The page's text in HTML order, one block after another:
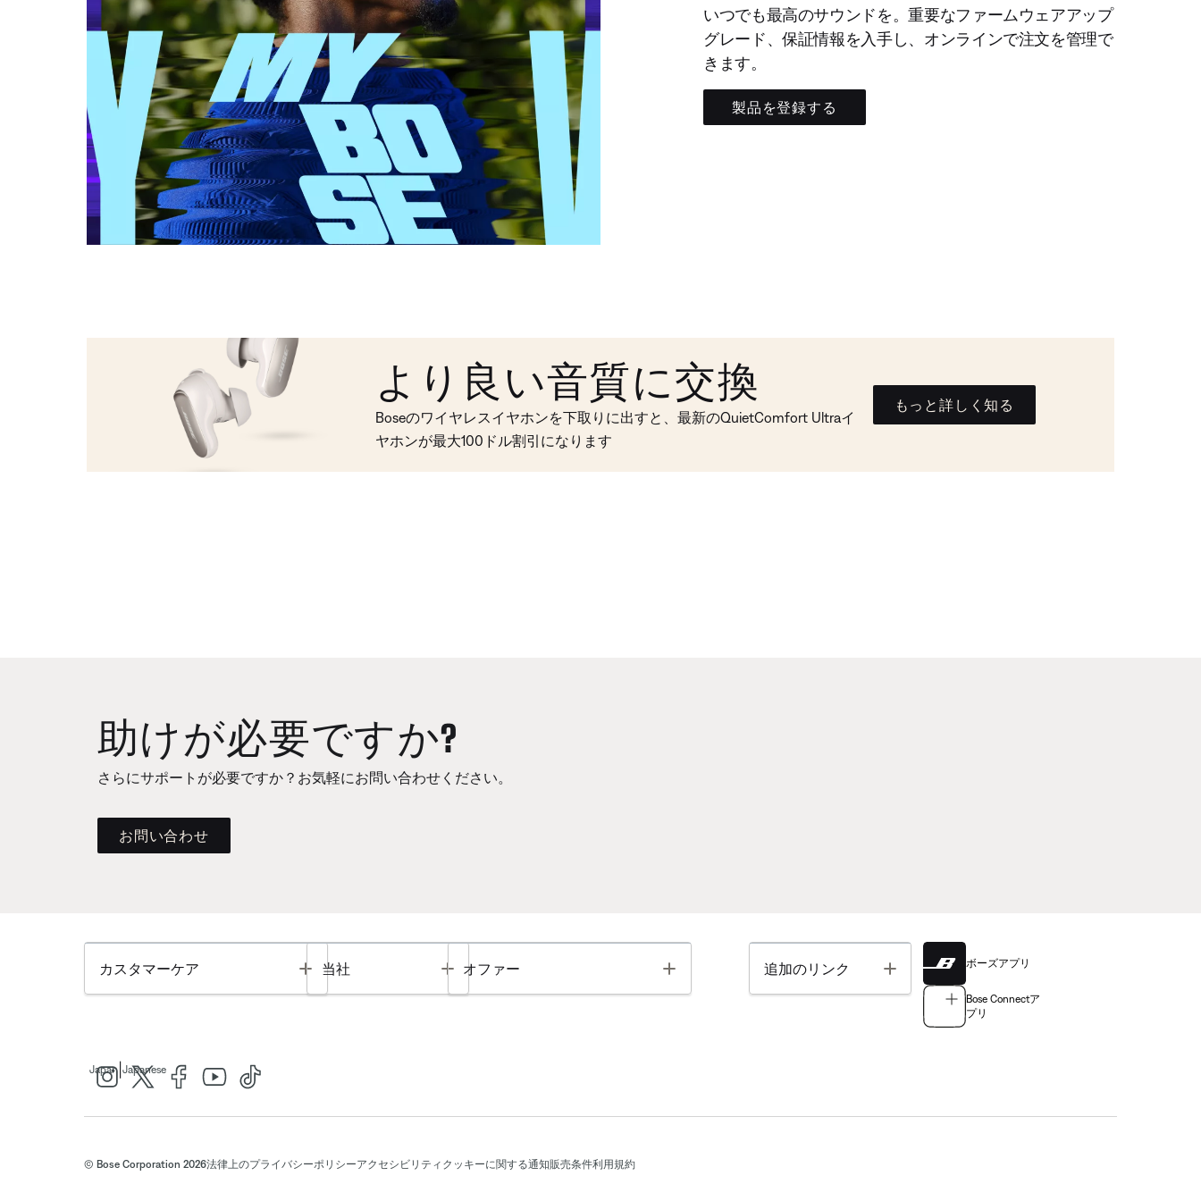
いつでも最高のサウンドを。重要なファームウェアアップ
グレード、保証情報を入手し、オンラインで注文を管理で
きます。
製品を登録する
より良い音質に交換
Boseのワイヤレスイヤホンを下取りに出すと、最新のQuietComfort Ultraイ
ヤホンが最大100ドル割引になります
もっと詳しく知る
助けが必要ですか?
さらにサポートが必要ですか？お気軽にお問い合わせください。
お問い合わせ
カスタマーケア Toggle
当社 Toggle
オファー Toggle 追加のリンク Toggle ボーズアプリ
Bose Connectア
プリ
Japan Japanese
© Bose Corporation 2026法律上のプライバシーポリシーアクセシビリティ クッキーに関する通知販売条件利用規約